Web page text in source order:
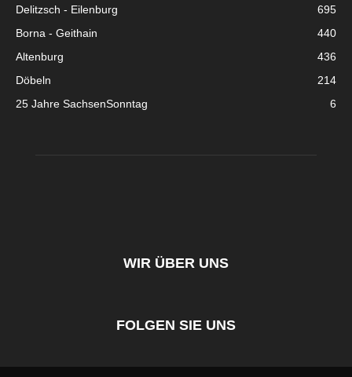
Delitzsch - Eilenburg
695
Borna - Geithain
440
Altenburg
436
Döbeln
214
25 Jahre SachsenSonntag
6
WIR ÜBER UNS
FOLGEN SIE UNS